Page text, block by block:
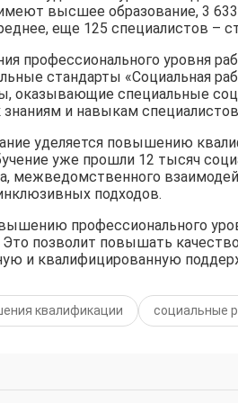
высшее образование, 3
еще 125 специалистов –
профессионального уровня
стандарты «Социальная
оказывающие специальные
знаниям и навыкам
уделяется повышению
уже прошли 12 тысяч
межведомственного
подходов.
профессионального
позволит повышать
и квалифицированную
квалификации социальные